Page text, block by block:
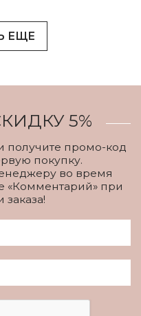
ЕЩЕ
5%
получите промо-код
покупку.
во время
«Комментарий» при